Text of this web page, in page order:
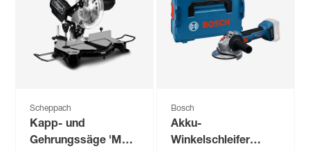
Scheppach
Kapp- und
Gehrungssäge 'MT
Bosch
Akku-
Winkelschleifer